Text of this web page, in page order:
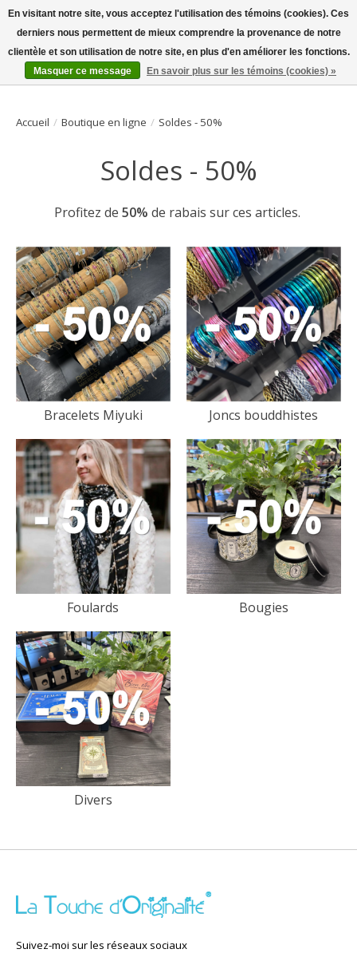
Bienvenue sur la boutique en ligne
Liste dePanier
Accueil / Boutique en ligne / Soldes - 50%
Soldes - 50%
Profitez de 50% de rabais sur ces articles.
Bracelets Miyuki Joncs bouddhistes
Foulards Bougies
Divers
Suivez-moi sur les réseaux sociaux
En visitant notre site, vous acceptez l'utilisation des témoins (cookies). Ces
derniers nous permettent de mieux comprendre la provenance de notre
clientèle et son utilisation de notre site, en plus d'en améliorer les fonctions.
Masquer ce message
En savoir plus sur les témoins (cookies) »